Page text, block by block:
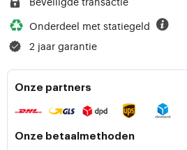
Onderdeel met statiegeld
2 jaar garantie
Onze partners
Onze betaalmethoden